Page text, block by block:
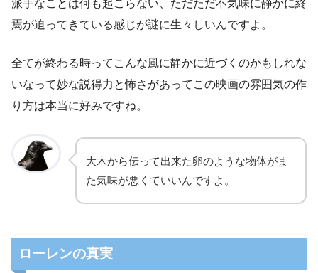
派手なことは何も起こらない、ただただ不気味に静かに終
焉が迫ってきている感じが謎に生々しいんですよ。
全てが終わる時ってこんな風に静かに近づくのかもしれな
いなって妙な説得力と怖さがあってこの映画の雰囲気の作
り方は本当に好みですね。
大木から伝って出来た卵のような物体がま
た気味が悪くていいんですよ。
ローレンの真実